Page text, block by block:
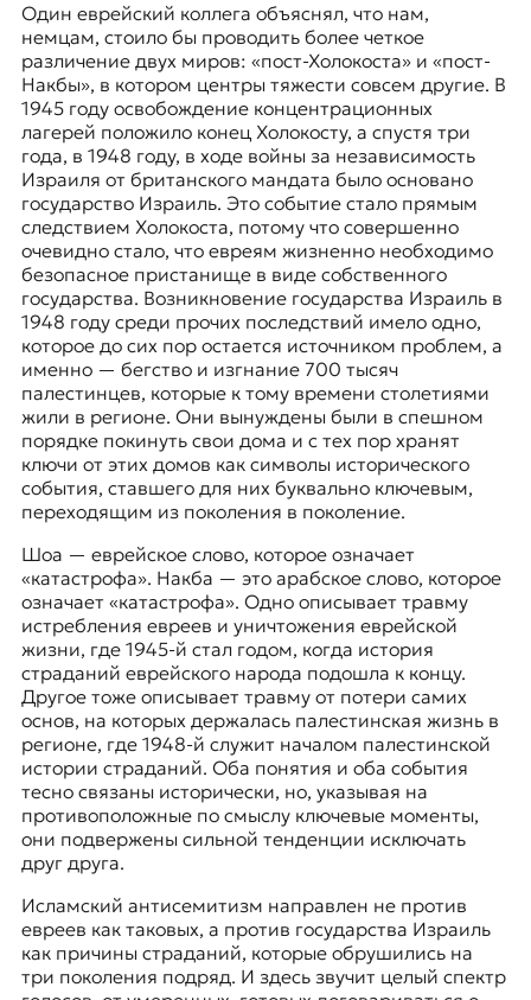
Один еврейский коллега объяснял, что нам,
немцам, стоило бы проводить более четкое
различение двух миров: «пост-Холокоста» и «пост-
Накбы», в котором центры тяжести совсем другие. В
1945 году освобождение концентрационных
лагерей положило конец Холокосту, а спустя три
года, в 1948 году, в ходе войны за независимость
Израиля от британского мандата было основано
государство Израиль. Это событие стало прямым
следствием Холокоста, потому что совершенно
очевидно стало, что евреям жизненно необходимо
безопасное пристанище в виде собственного
государства. Возникновение государства Израиль в
1948 году среди прочих последствий имело одно,
которое до сих пор остается источником проблем, а
именно — бегство и изгнание 700 тысяч
палестинцев, которые к тому времени столетиями
жили в регионе. Они вынуждены были в спешном
порядке покинуть свои дома и с тех пор хранят
ключи от этих домов как символы исторического
события, ставшего для них буквально ключевым,
переходящим из поколения в поколение.
Шоа — еврейское слово, которое означает
«катастрофа». Накба — это арабское слово, которое
означает «катастрофа». Одно описывает травму
истребления евреев и уничтожения еврейской
жизни, где 1945-й стал годом, когда история
страданий еврейского народа подошла к концу.
Другое тоже описывает травму от потери самих
основ, на которых держалась палестинская жизнь в
регионе, где 1948-й служит началом палестинской
истории страданий. Оба понятия и оба события
тесно связаны исторически, но, указывая на
противоположные по смыслу ключевые моменты,
они подвержены сильной тенденции исключать
друг друга.
Исламский антисемитизм направлен не против
евреев как таковых, а против государства Израиль
как причины страданий, которые обрушились на
три поколения подряд. И здесь звучит целый спектр